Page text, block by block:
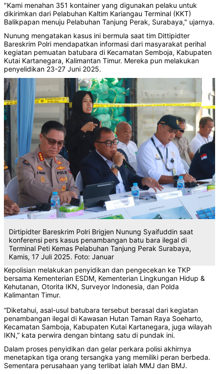
"Kami menahan 351 kontainer yang digunakan pelaku untuk
dikirimkan dari Pelabuhan Kaltim Kariangau Terminal (KKT)
Balikpapan menuju Pelabuhan Tanjung Perak, Surabaya," ujarnya.
Nunung mengatakan kasus ini bermula saat tim Dittipidter
Bareskrim Polri mendapatkan informasi dari masyarakat perihal
kegiatan pemuatan batubara di Kecamatan Semboja, Kabupaten
Kutai Kartanegara, Kalimantan Timur. Mereka pun melakukan
penyelidikan 23-27 Juni 2025.
Dirtipidter Bareskrim Polri Brigjen Nunung Syaifuddin saat
konferensi pers kasus penambangan batu bara ilegal di
Terminal Peti Kemas Pelabuhan Tanjung Perak Surabaya,
Kamis, 17 Juli 2025. Foto: Januar
Kepolisian melakukan penyidikan dan pengecekan ke TKP
bersama Kementerian ESDM, Kementerian Lingkungan Hidup &
Kehutanan, Otorita IKN, Surveyor Indonesia, dan Polda
Kalimantan Timur.
“Diketahui, asal-usul batubara tersebut berasal dari kegiatan
penambangan ilegal di Kawasan Hutan Taman Raya Soeharto,
Kecamatan Samboja, Kabupaten Kutai Kartanegara, juga wilayah
IKN,” kata perwira dengan bintang satu di pundak ini.
Dalam proses penyidikan dan gelar perkara polisi akhirnya
menetapkan tiga orang tersangka yang memiliki peran berbeda.
Sementara perusahaan yang terlibat ialah MMJ dan BMJ.